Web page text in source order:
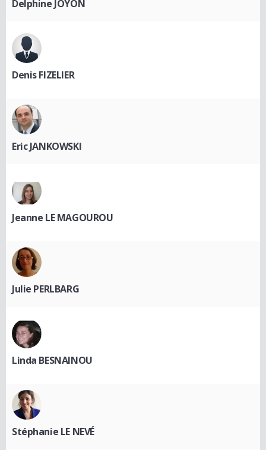
Delphine JOYON
Denis FIZELIER
Eric JANKOWSKI
Jeanne LE MAGOUROU
Julie PERLBARG
Linda BESNAINOU
Stéphanie LE NEVÉ